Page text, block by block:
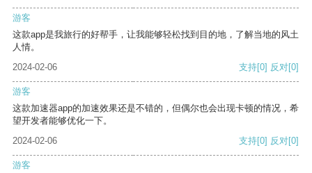
游客
这款app是我旅行的好帮手，让我能够轻松找到目的地，了解当地的风土
人情。
2024-02-06
支持[0] 反对[0]
游客
这款加速器app的加速效果还是不错的，但偶尔也会出现卡顿的情况，希
望开发者能够优化一下。
2024-02-06
支持[0] 反对[0]
游客